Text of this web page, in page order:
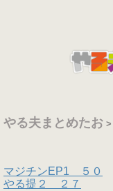
やる夫まとめたお >
マジチンEP1 ５０
やる提２ ２７